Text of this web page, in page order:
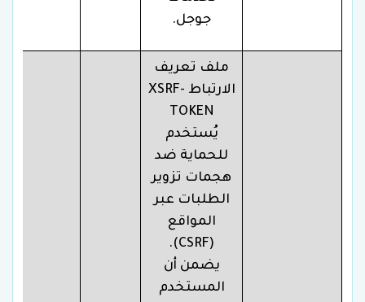
جوجل.
ملف تعريف
الارتباط XSRF-
TOKEN
يُستخدم
للحماية ضد
هجمات تزوير
الطلبات عبر
المواقع
(CSRF).
يضمن أن
المستخدم